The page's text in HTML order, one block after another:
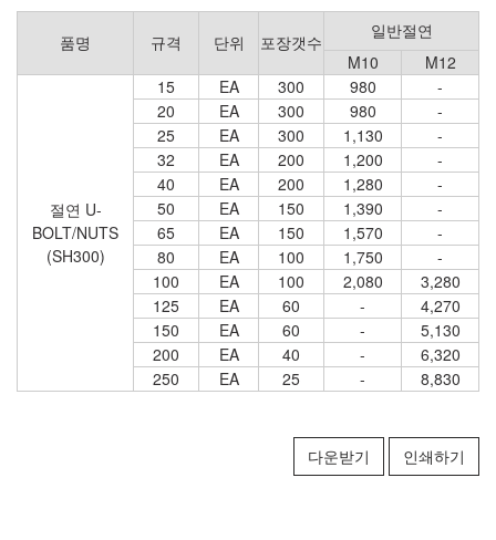
품명 규격 단위 포장갯수
일반절연
M10
M12
절연 U-
BOLT/NUTS
(SH300)
15 EA 300 980
-
20
EA 300 980
-
25
EA 300 1,130
-
32
EA 200 1,200
-
40
EA 200 1,280
-
50
EA 150 1,390
-
65
EA 150 1,570
-
80
EA 100 1,750
-
100
EA 100 2,080
3,280
125
EA 60 -
4,270
150
EA 60 -
5,130
200
EA 40 -
6,320
250
EA 25 - 8,830
다운받기 인쇄하기